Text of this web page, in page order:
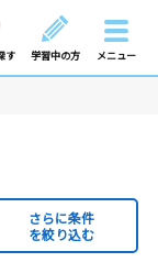
す 学習中の方 メニュー
さらに条件
を絞り込む